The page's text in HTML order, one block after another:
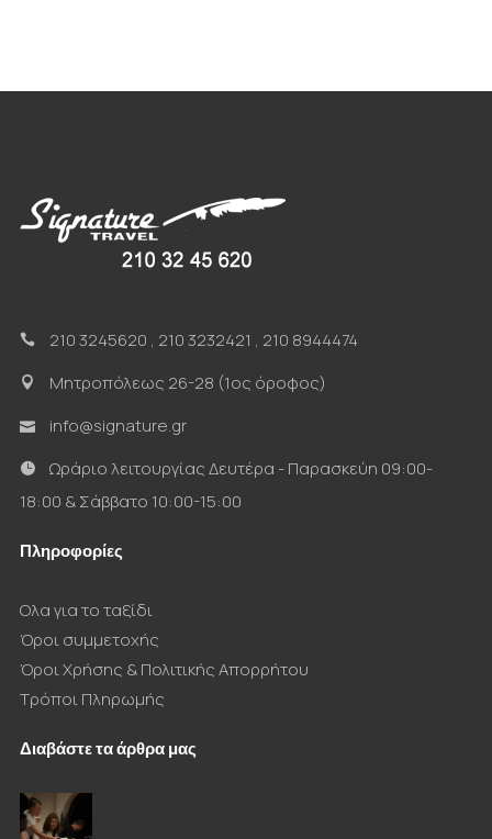
210 3245620 , 210 3232421 , 210 8944474
Μητροπόλεως 26-28 (1ος όροφος)
info@signature.gr
Ωράριο λειτουργίας Δευτέρα - Παρασκεύη 09:00-
18:00 & Σάββατο 10:00-15:00
Πληροφορίες
Ολα για το ταξίδι
Όροι συμμετοχής
Όροι Χρήσης & Πολιτικής Απορρήτου
Τρόποι Πληρωμής
Διαβάστε τα άρθρα μας